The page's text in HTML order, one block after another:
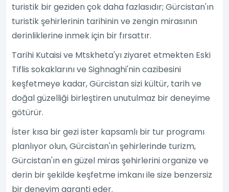
turistik bir geziden çok daha fazlasıdır; Gürcistan'ın
turistik şehirlerinin tarihinin ve zengin mirasının
derinliklerine inmek için bir fırsattır.
Tarihi Kutaisi ve Mtskheta'yı ziyaret etmekten Eski
Tiflis sokaklarını ve Sighnaghi'nin cazibesini
keşfetmeye kadar, Gürcistan sizi kültür, tarih ve
doğal güzelliği birleştiren unutulmaz bir deneyime
götürür.
İster kısa bir gezi ister kapsamlı bir tur programı
planlıyor olun, Gürcistan'ın şehirlerinde turizm,
Gürcistan'ın en güzel miras şehirlerini organize ve
derin bir şekilde keşfetme imkanı ile size benzersiz
bir deneyim garanti eder.